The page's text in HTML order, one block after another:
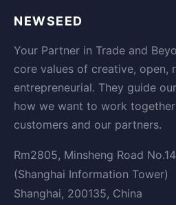
NEWSEED
Your Partner in Trade and
core values of creative, open,
entrepreneurial. They guide
how we want to work
customers and our partners.
Rm2805, Minsheng Road
(Shanghai Information Tower)
Shanghai, 200135, China